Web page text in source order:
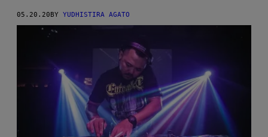
05.20.20 BY YUDHISTIRA AGATO